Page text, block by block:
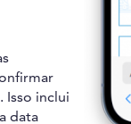
Isso inclui
data